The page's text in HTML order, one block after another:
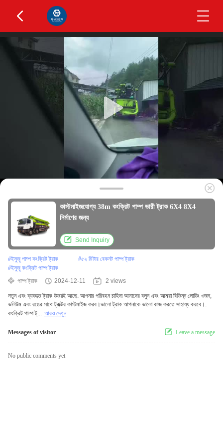
কাস্টমাইজযোগ্য 38m কংক্রিট পাম্প ভারী ট্রাক 6X4 8X4
নির্মাণের জন্য
Send Inquiry
#ইসুজু পাম্প কংক্রিট ট্রাক #৫২ মিটার বেকনট পাম্প ট্রাক
#ইসুজু কংক্রিট পাম্প ট্রাক
পাম্প ট্রাক
2024-12-11 2 views
নতুন এবং ব্যবহৃত ট্রাক উভয়ই আছে. আপনার পরিবহন চাহিদা আমাদের বলুন এবং আমরা বিভিন্ন লোডিং ওজন,
ভলিউম এবং রঙের সাথে ট্রাক্টর কাস্টমাইজ করব।ভালো ট্রাক আপনাকে ভালো কাজ করতে সাহায্য করবে।.
কংক্রিট পাম্প ট্... আরও দেখুন
Messages of visitor Leave a message
No public comments yet